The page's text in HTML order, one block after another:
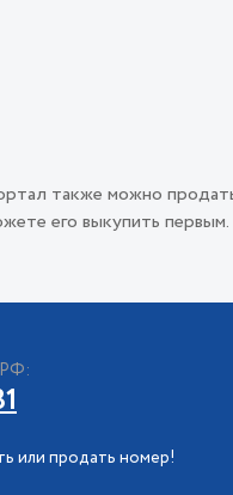
также можно
его выкупить первым.
РФ:
или продать номер!